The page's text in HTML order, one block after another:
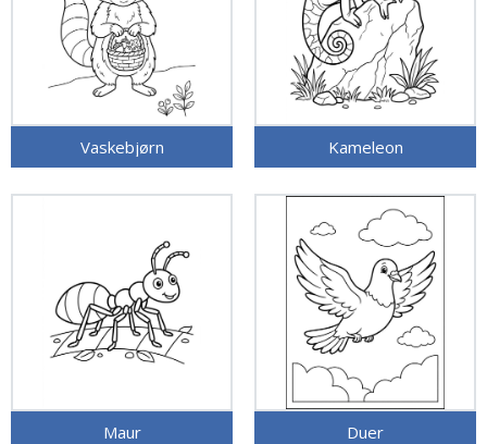
Vaskebjørn Kameleon
Maur Duer